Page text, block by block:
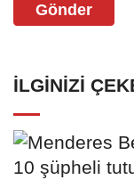
Gönder
İLGINIZI